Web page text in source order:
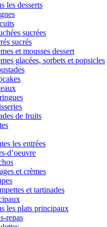
les desserts
sucrées
sucrés
et mousses dessert
glacées, sorbets et popsicles
de fruits
les entrées
d’oeuvre
et crèmes
et tartinades
les plats principaux
repas